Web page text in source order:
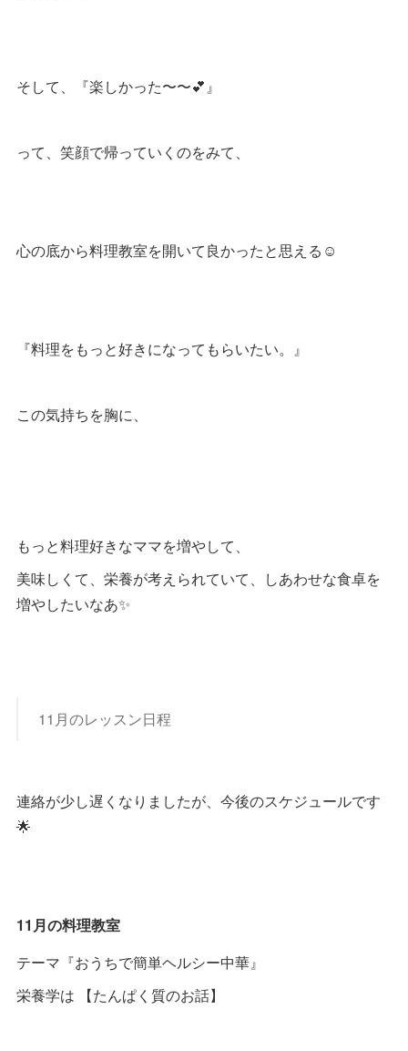
そして、『楽しかった〜〜💕』
って、笑顔で帰っていくのをみて、
心の底から料理教室を開いて良かったと思える☺️
『料理をもっと好きになってもらいたい。』
この気持ちを胸に、
もっと料理好きなママを増やして、
美味しくて、栄養が考えられていて、しあわせな食卓を
増やしたいなあ✨
11月のレッスン日程
連絡が少し遅くなりましたが、今後のスケジュールです
🌟
11月の料理教室
テーマ『おうちで簡単ヘルシー中華』
栄養学は 【たんぱく質のお話】